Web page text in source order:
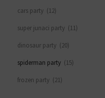
cars party (12)
super junaci party (11)
dinosaur party (20)
spiderman party (15)
frozen party (21)